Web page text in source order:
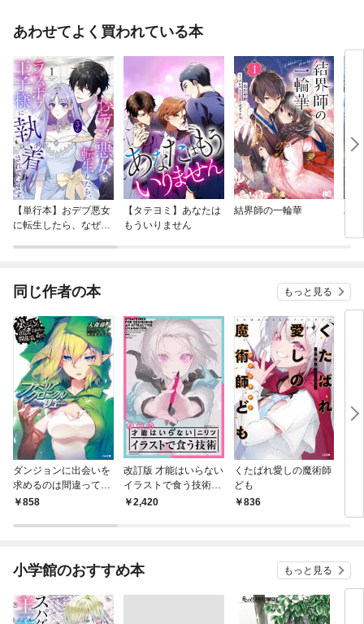
あわせてよく買われている本
【単行本】おデブ悪女
に転生したら、なぜか
【タテヨミ】あなたは
もういりません
結界師の一輪華
バ
今
同じ作者の本 もっと見る
ダンジョンに出会いを
求めるのは間違ってい
るだろうか ファミリ
ｓｏｄｅリュー
858
改訂版 才能はいらない
イラストで食う技術
神技作画シリーズ
2,420
くたばれ愛しの魔術師
ども
836
小学館のおすすめ本 もっと見る